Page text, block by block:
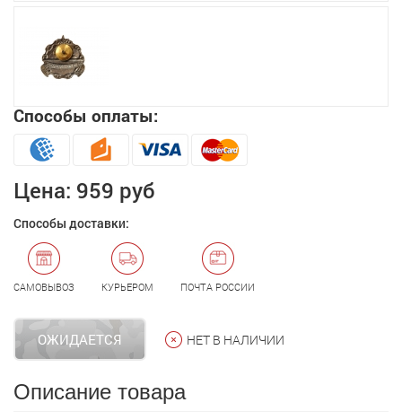
Способы оплаты:
Цена: 959 руб
Способы доставки:
САМОВЫВОЗ КУРЬЕРОМ ПОЧТА РОССИИ
ОЖИДАЕТСЯ НЕТ В НАЛИЧИИ
Описание товара